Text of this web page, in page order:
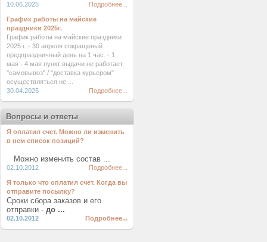
10.06.2025
Подробнее...
График работы на майские
праздники 2025г.
График работы на майские праздники
2025 г.:- 30 апреля сокращеный
предпраздничный день на 1 час. - 1
мая - 4 мая пункт выдачи не работает,
"самовывоз" / "доставка курьером"
осуществляться не ...
30.04.2025
Подробнее...
Вопросы и ответы
Я оплатил счет. Можно ли изменить
в нем список позиций?
Можно изменить состав ...
02.10.2012 Подробнее...
Я только что оплатил счет. Когда вы
отправите посылку?
Сроки сбора заказов и его
отправки - до ...
02.10.2012 Подробнее...